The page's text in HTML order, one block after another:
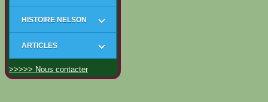
HISTOIRE NELSON
ARTICLES
>>>>> Nous contacter